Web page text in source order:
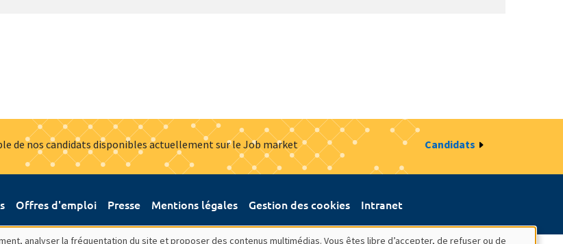
de nos candidats disponibles actuellement sur le Job market Candidats
Offres d'emploi Presse Mentions légales Gestion des cookies Intranet
analyser la fréquentation du site et proposer des contenus multimédias. Vous êtes libre d’accepter, de refuser ou de